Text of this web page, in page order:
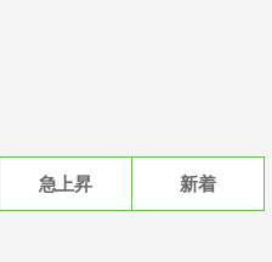
急上昇 新着